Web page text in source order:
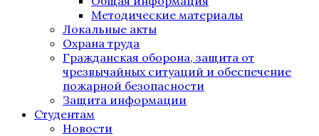
Методические материалы
Локальные акты
Охрана труда
Гражданская оборона, защита от
чрезвычайных ситуаций и обеспечение
пожарной безопасности
Защита информации
Студентам
Новости